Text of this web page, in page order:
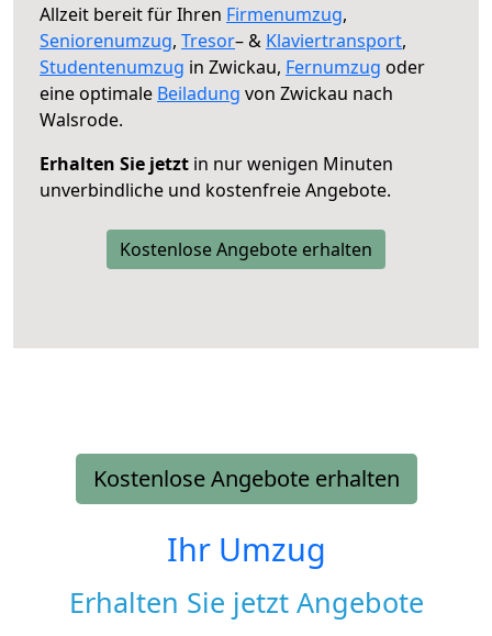
Allzeit bereit für Ihren Firmenumzug,
Seniorenumzug, Tresor– & Klaviertransport,
Studentenumzug in Zwickau, Fernumzug oder
eine optimale Beiladung von Zwickau nach
Walsrode.
Erhalten Sie jetzt in nur wenigen Minuten
unverbindliche und kostenfreie Angebote.
Kostenlose Angebote erhalten
Kostenlose Angebote erhalten
Ihr Umzug
Erhalten Sie jetzt Angebote